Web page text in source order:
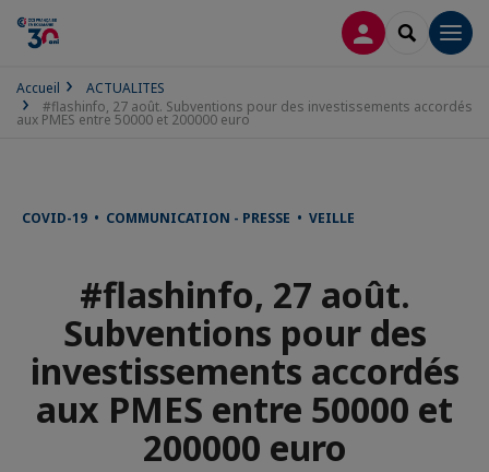
CONNEXION
Accueil
ACTUALITES
#flashinfo, 27 août. Subventions pour des investissements accordés
aux PMES entre 50000 et 200000 euro
COVID-19 • COMMUNICATION - PRESSE • VEILLE
#flashinfo, 27 août.
Subventions pour des
investissements accordés
aux PMES entre 50000 et
200000 euro